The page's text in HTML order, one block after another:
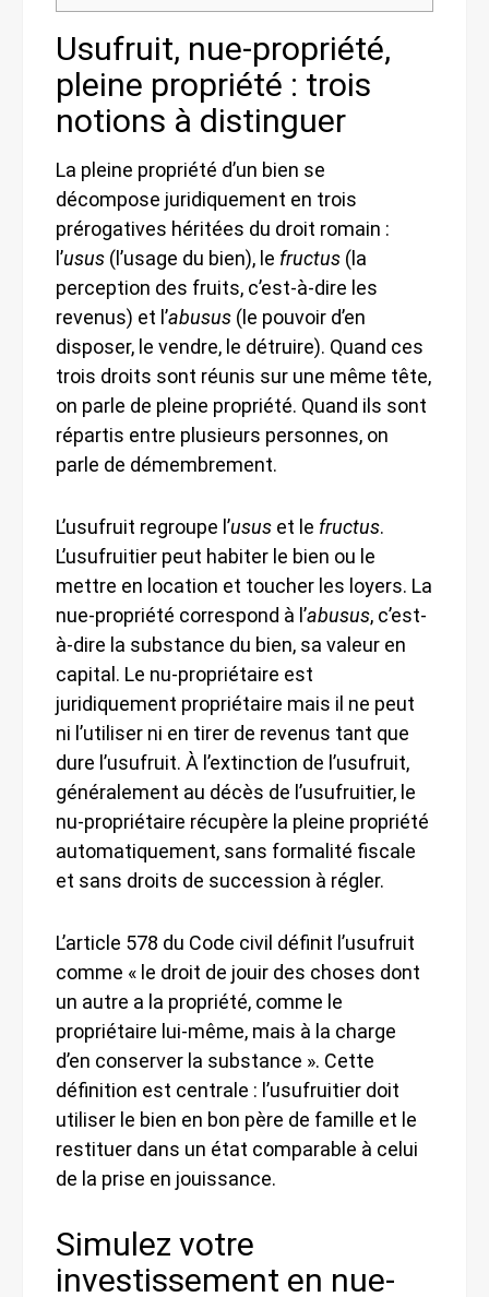
Usufruit, nue-propriété,
pleine propriété : trois
notions à distinguer
La pleine propriété d’un bien se
décompose juridiquement en trois
prérogatives héritées du droit romain :
l’usus (l’usage du bien), le fructus (la
perception des fruits, c’est-à-dire les
revenus) et l’abusus (le pouvoir d’en
disposer, le vendre, le détruire). Quand ces
trois droits sont réunis sur une même tête,
on parle de pleine propriété. Quand ils sont
répartis entre plusieurs personnes, on
parle de démembrement.
L’usufruit regroupe l’usus et le fructus.
L’usufruitier peut habiter le bien ou le
mettre en location et toucher les loyers. La
nue-propriété correspond à l’abusus, c’est-
à-dire la substance du bien, sa valeur en
capital. Le nu-propriétaire est
juridiquement propriétaire mais il ne peut
ni l’utiliser ni en tirer de revenus tant que
dure l’usufruit. À l’extinction de l’usufruit,
généralement au décès de l’usufruitier, le
nu-propriétaire récupère la pleine propriété
automatiquement, sans formalité fiscale
et sans droits de succession à régler.
L’article 578 du Code civil définit l’usufruit
comme « le droit de jouir des choses dont
un autre a la propriété, comme le
propriétaire lui-même, mais à la charge
d’en conserver la substance ». Cette
définition est centrale : l’usufruitier doit
utiliser le bien en bon père de famille et le
restituer dans un état comparable à celui
de la prise en jouissance.
Simulez votre
investissement en nue-